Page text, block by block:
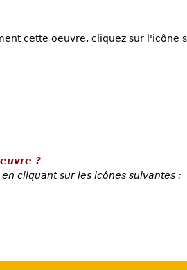
cette oeuvre, cliquez sur l'icône
?
cliquant sur les icônes suivantes :